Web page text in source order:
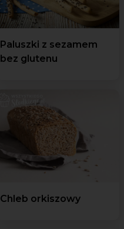
Paluszki z sezamem
bez glutenu
Chleb orkiszowy